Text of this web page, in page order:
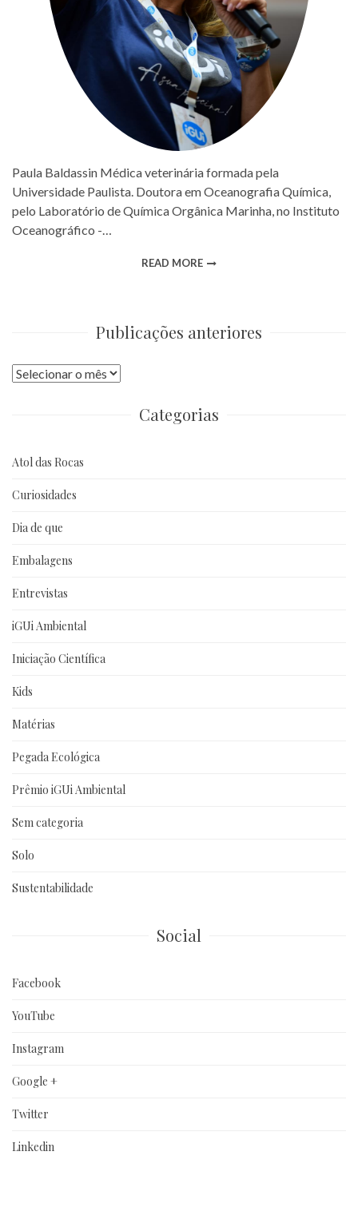
Paula Baldassin Médica veterinária formada pela
Universidade Paulista. Doutora em Oceanografia Química,
pelo Laboratório de Química Orgânica Marinha, no Instituto
Oceanográfico -…
READ MORE
Publicações anteriores
Publicações
Categorias
Atol das Rocas
Curiosidades
Dia de que
Embalagens
Entrevistas
iGUi Ambiental
Iniciação Científica
Kids
Matérias
Pegada Ecológica
Prêmio iGUi Ambiental
Sem categoria
Solo
Sustentabilidade
Social
Facebook
YouTube
Instagram
Google +
Twitter
Linkedin